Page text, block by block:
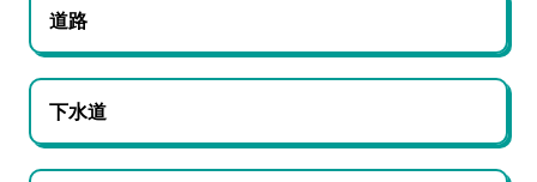
道路
下水道